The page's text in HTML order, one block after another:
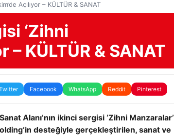
Açılıyor – KÜLTÜR & SANAT
‘Zihni
– KÜLTÜR & SANAT
Facebook WhatsApp Reddit Pinterest
Alanı’nın ikinci sergisi ‘Zihni Manzaralar’
desteğiyle gerçekleştirilen, sanat ve